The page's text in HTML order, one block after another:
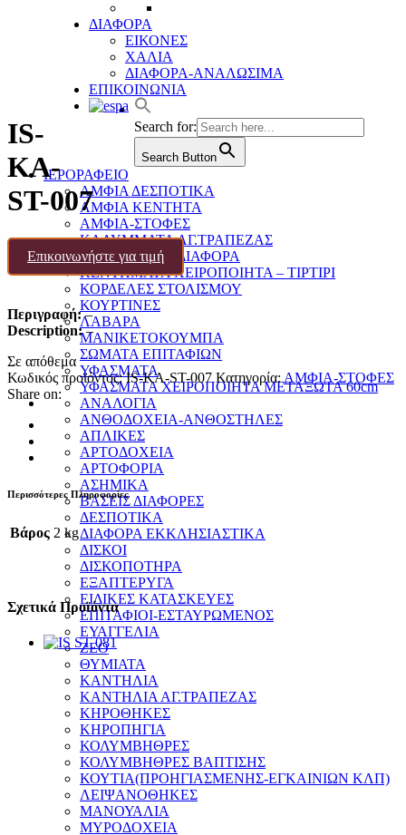
ΔΙΑΦΟΡΑ
ΕΙΚΟΝΕΣ
ΧΑΛΙΑ
ΔΙΑΦΟΡΑ-ΑΝΑΛΩΣΙΜΑ
ΕΠΙΚΟΙΝΩΝΙΑ
Search for:
Search Button
ΙΕΡΟΡΑΦΕΙΟ
ΑΜΦΙΑ ΔΕΣΠΟΤΙΚΑ
ΑΜΦΙΑ ΚΕΝΤΗΤΑ
ΑΜΦΙΑ-ΣΤΟΦΕΣ
ΚΑΛΥΜΜΑΤΑ ΑΓ.ΤΡΑΠΕΖΑΣ
ΚΑΛΥΜΜΑΤΑ ΔΙΑΦΟΡΑ
ΚΕΝΤΗΜΑΤΑ ΧΕΙΡΟΠΟΙΗΤΑ – ΤΙΡΤΙΡΙ
ΚΟΡΔΕΛΕΣ ΣΤΟΛΙΣΜΟΥ
ΚΟΥΡΤΙΝΕΣ
ΛΑΒΑΡΑ
ΜΑΝΙΚΕΤΟΚΟΥΜΠΑ
ΣΩΜΑΤΑ ΕΠΙΤΑΦΙΩΝ
ΥΦΑΣΜΑΤΑ
ΥΦΑΣΜΑΤΑ ΧΕΙΡΟΠΟΙΗΤΑ ΜΕΤΑΞΩΤΑ 60cm
ΑΝΑΛΟΓΙΑ
ΑΝΘΟΔΟΧΕΙΑ-ΑΝΘΟΣΤΗΛΕΣ
ΑΠΛΙΚΕΣ
ΑΡΤΟΔΟΧΕΙΑ
ΑΡΤΟΦΟΡΙΑ
ΑΣΗΜΙΚΑ
ΒΑΣΕΙΣ ΔΙΑΦΟΡΕΣ
ΔΕΣΠΟΤΙΚΑ
ΔΙΑΦΟΡΑ ΕΚΚΛΗΣΙΑΣΤΙΚΑ
ΔΙΣΚΟΙ
ΔΙΣΚΟΠΟΤΗΡΑ
ΕΞΑΠΤΕΡΥΓΑ
ΕΙΔΙΚΕΣ ΚΑΤΑΣΚΕΥΕΣ
ΕΠΙΤΑΦΙΟΙ-ΕΣΤΑΥΡΩΜΕΝΟΣ
ΕΥΑΓΓΕΛΙΑ
ΖΕΟ
ΘΥΜΙΑΤΑ
ΚΑΝΤΗΛΙΑ
ΚΑΝΤΗΛΙΑ ΑΓ.ΤΡΑΠΕΖΑΣ
ΚΗΡΟΘΗΚΕΣ
ΚΗΡΟΠΗΓΙΑ
ΚΟΛΥΜΒΗΘΡΕΣ
ΚΟΛΥΜΒΗΘΡΕΣ ΒΑΠΤΙΣΗΣ
ΚΟΥΤΙΑ(ΠΡΟΗΓΙΑΣΜΕΝΗΣ-ΕΓΚΑΙΝΙΩΝ ΚΛΠ)
ΛΕΙΨΑΝΟΘΗΚΕΣ
ΜΑΝΟΥΑΛΙΑ
ΜΥΡΟΔΟΧΕΙΑ
IS-
KA-
ST-007
Επικοινωνήστε για τιμή
Περιγραφή:–
Description:–
Σε απόθεμα
Κωδικός προϊόντος:IS-KA-ST-007 Κατηγορία: ΑΜΦΙΑ-ΣΤΟΦΕΣ
Share on:
Περισσότερες Πληροφορίες
Βάρος 2 kg
Σχετικά Προϊόντα